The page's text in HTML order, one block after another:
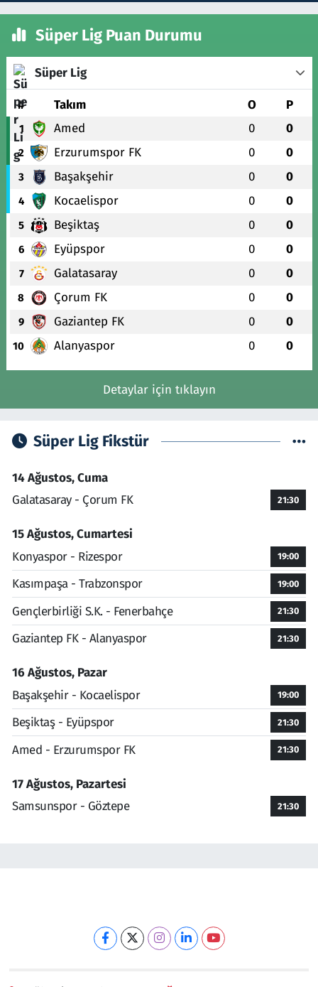
Süper Lig Puan Durumu
Süper Lig
# Takım O P
1 Amed 0 0
2 Erzurumspor FK 0 0
3 Başakşehir 0 0
4 Kocaelispor 0 0
5 Beşiktaş 0 0
6 Eyüpspor 0 0
7 Galatasaray 0 0
8 Çorum FK 0 0
9 Gaziantep FK 0 0
10 Alanyaspor 0 0
Detaylar için tıklayın
Süper Lig Fikstür
14 Ağustos, Cuma
Galatasaray - Çorum FK
21:30
15 Ağustos, Cumartesi
Konyaspor - Rizespor
19:00
Kasımpaşa - Trabzonspor 19:00
Gençlerbirliği S.K. - Fenerbahçe 21:30
Gaziantep FK - Alanyaspor 21:30
16 Ağustos, Pazar
Başakşehir - Kocaelispor
19:00
Beşiktaş - Eyüpspor 21:30
Amed - Erzurumspor FK 21:30
17 Ağustos, Pazartesi
Samsunspor - Göztepe
21:30